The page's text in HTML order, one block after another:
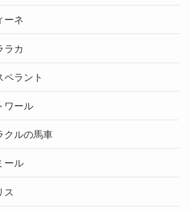
ーネ
ラカ
ペラント
ワール
クルの馬車
ール
ス